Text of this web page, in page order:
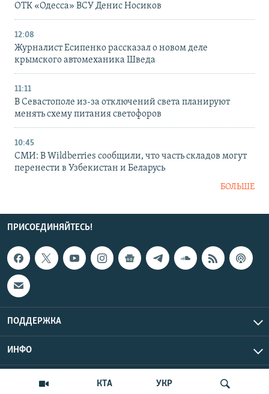
КТА УКР
ОТК «Одесса» ВСУ Денис Носиков
12:08
Журналист Есипенко рассказал о новом деле
крымского автомеханика Шведа
11:11
В Севастополе из-за отключений света планируют
менять схему питания светофоров
10:45
СМИ: В Wildberries сообщили, что часть складов могут
перенести в Узбекистан и Беларусь
БОЛЬШЕ
ПРИСОЕДИНЯЙТЕСЬ!
ПОДДЕРЖКА
ИНФО
Copyright Крым.Реалии, 2026 | Все права защищены.
UTC+3